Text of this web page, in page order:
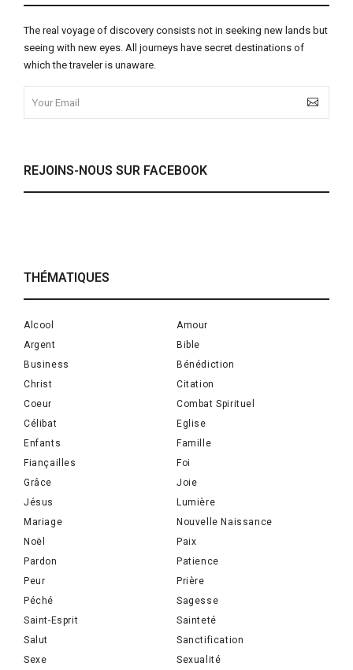
The real voyage of discovery consists not in seeking new lands but
seeing with new eyes. All journeys have secret destinations of
which the traveler is unaware.
REJOINS-NOUS SUR FACEBOOK
THÉMATIQUES
Alcool
Amour
Argent
Bible
Business
Bénédiction
Christ
Citation
Coeur
Combat Spirituel
Célibat
Eglise
Enfants
Famille
Fiançailles
Foi
Grâce
Joie
Jésus
Lumière
Mariage
Nouvelle Naissance
Noël
Paix
Pardon
Patience
Peur
Prière
Péché
Sagesse
Saint-Esprit
Sainteté
Salut
Sanctification
Sexe
Sexualité